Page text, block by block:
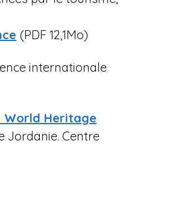
(PDF 12,1Mo)
internationale
World Heritage
Jordanie. Centre